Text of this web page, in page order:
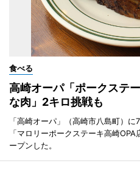
食べる
高崎オーパ「ポークステ
な肉」2キロ挑戦も
「高崎オーパ」（高崎市八島町）
「マロリーポークステーキ高崎
ープンした。